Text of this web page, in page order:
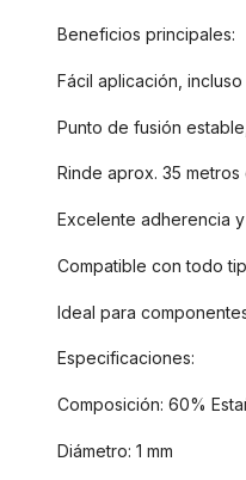
Beneficios principales:
Fácil aplicación,
Punto de fusión
Rinde aprox. 35 metros
Excelente adherencia
Compatible con todo
Ideal para
Especificaciones:
Composición: 60%
Diámetro: 1 mm